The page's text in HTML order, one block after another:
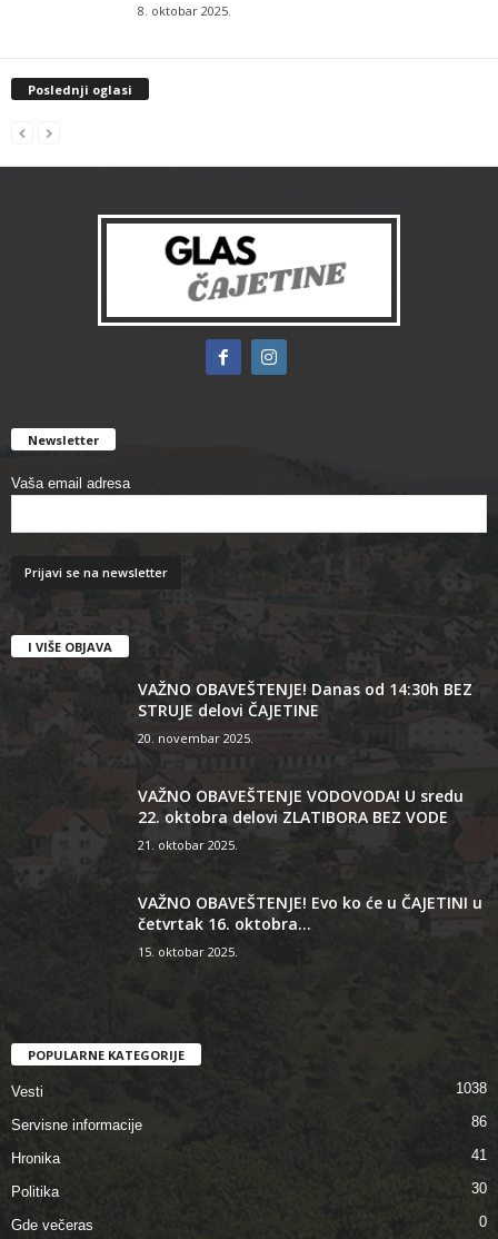
8. oktobar 2025.
Poslednji oglasi
Newsletter
Vaša email adresa
I VIŠE OBJAVA
VAŽNO OBAVEŠTENJE! Danas od 14:30h BEZ
STRUJE delovi ČAJETINE
20. novembar 2025.
VAŽNO OBAVEŠTENJE VODOVODA! U sredu
22. oktobra delovi ZLATIBORA BEZ VODE
21. oktobar 2025.
VAŽNO OBAVEŠTENJE! Evo ko će u ČAJETINI u
četvrtak 16. oktobra...
15. oktobar 2025.
POPULARNE KATEGORIJE
Vesti 1038
Servisne informacije 86
Hronika 41
Politika 30
Gde večeras 0